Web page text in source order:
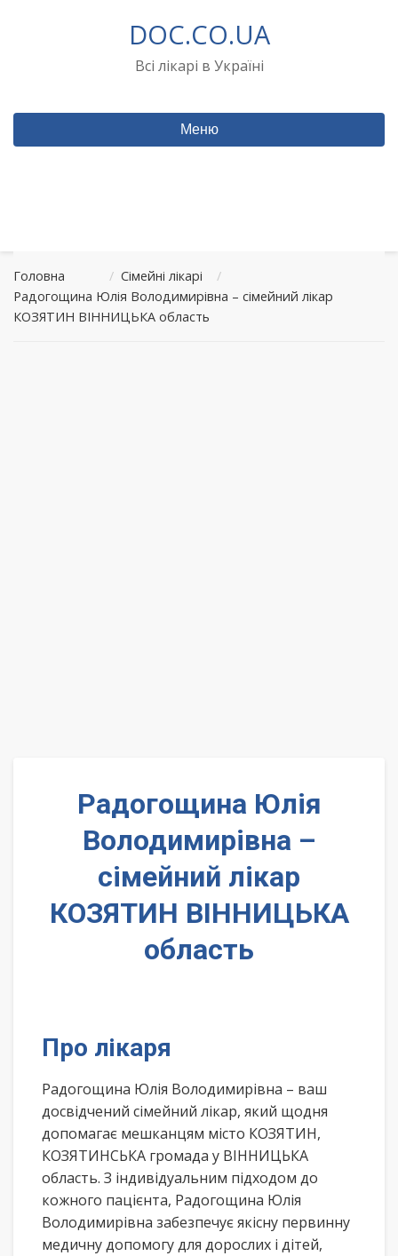
DOC.CO.UA
Всі лікарі в Україні
Меню
Головна / Сімейні лікарі
/
Радогощина Юлія Володимирівна – сімейний лікар
КОЗЯТИН ВІННИЦЬКА область
Радогощина Юлія
Володимирівна –
сімейний лікар
КОЗЯТИН ВІННИЦЬКА
область
Про лікаря
Радогощина Юлія Володимирівна – ваш
досвідчений сімейний лікар, який щодня
допомагає мешканцям місто КОЗЯТИН,
КОЗЯТИНСЬКА громада у ВІННИЦЬКА
область. З індивідуальним підходом до
кожного пацієнта, Радогощина Юлія
Володимирівна забезпечує якісну первинну
медичну допомогу для дорослих і дітей,